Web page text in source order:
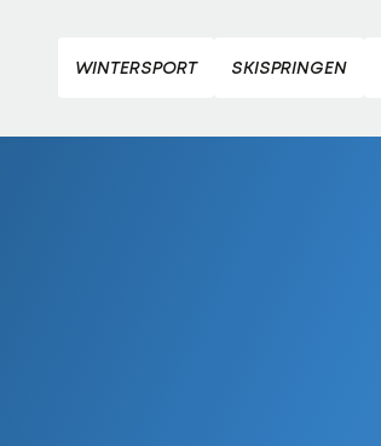
WINTERSPORT SKISPRINGEN